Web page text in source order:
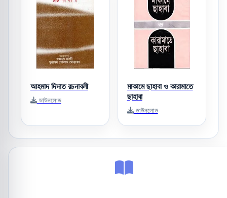
আহমাদ দিদাত রচনাবলী
ডাউনলোড
মাকামে ছাহাবা ও কারামাতে
ছাহাবা
ডাউনলোড